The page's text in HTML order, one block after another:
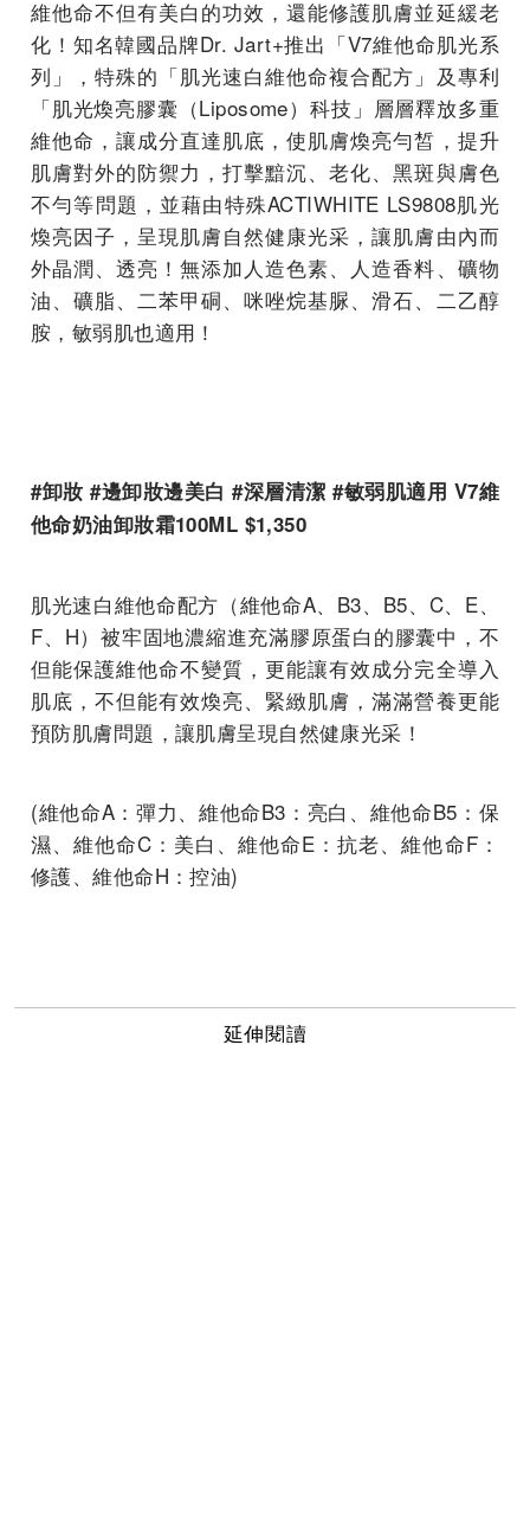
維他命不但有美白的功效，還能修護肌膚並延緩老
化！知名韓國品牌Dr. Jart+推出「V7維他命肌光系
列」，特殊的「肌光速白維他命複合配方」及專利
「肌光煥亮膠囊（Liposome）科技」層層釋放多重
維他命，讓成分直達肌底，使肌膚煥亮勻皙，提升
肌膚對外的防禦力，打擊黯沉、老化、黑斑與膚色
不勻等問題，並藉由特殊ACTIWHITE LS9808肌光
煥亮因子，呈現肌膚自然健康光采，讓肌膚由內而
外晶潤、透亮！無添加人造色素、人造香料、礦物
油、礦脂、二苯甲硐、咪唑烷基脲、滑石、二乙醇
胺，敏弱肌也適用！
#卸妝 #邊卸妝邊美白 #深層清潔 #敏弱肌適用 V7維
他命奶油卸妝霜100ML $1,350
肌光速白維他命配方（維他命A、B3、B5、C、E、
F、H）被牢固地濃縮進充滿膠原蛋白的膠囊中，不
但能保護維他命不變質，更能讓有效成分完全導入
肌底，不但能有效煥亮、緊緻肌膚，滿滿營養更能
預防肌膚問題，讓肌膚呈現自然健康光采！
(維他命A：彈力、維他命B3：亮白、維他命B5：保
濕、維他命C：美白、維他命E：抗老、維他命F：
修護、維他命H：控油)
延伸閱讀